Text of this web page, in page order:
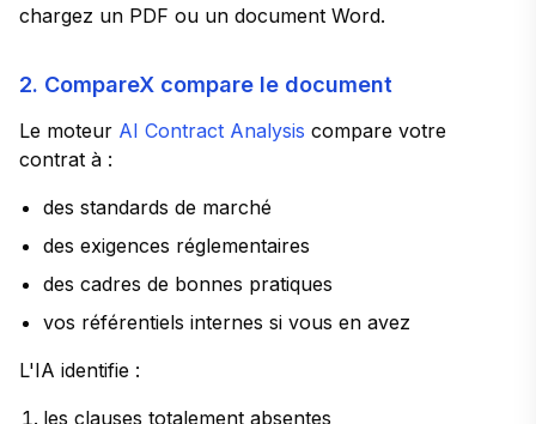
chargez un PDF ou un document Word.
2. CompareX compare le document
Le moteur AI Contract Analysis compare votre
contrat à :
des standards de marché
des exigences réglementaires
des cadres de bonnes pratiques
vos référentiels internes si vous en avez
L'IA identifie :
les clauses totalement absentes